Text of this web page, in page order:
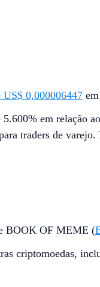
0,000006447
em relação
traders de
BOOK OF MEME (
criptomoedas,